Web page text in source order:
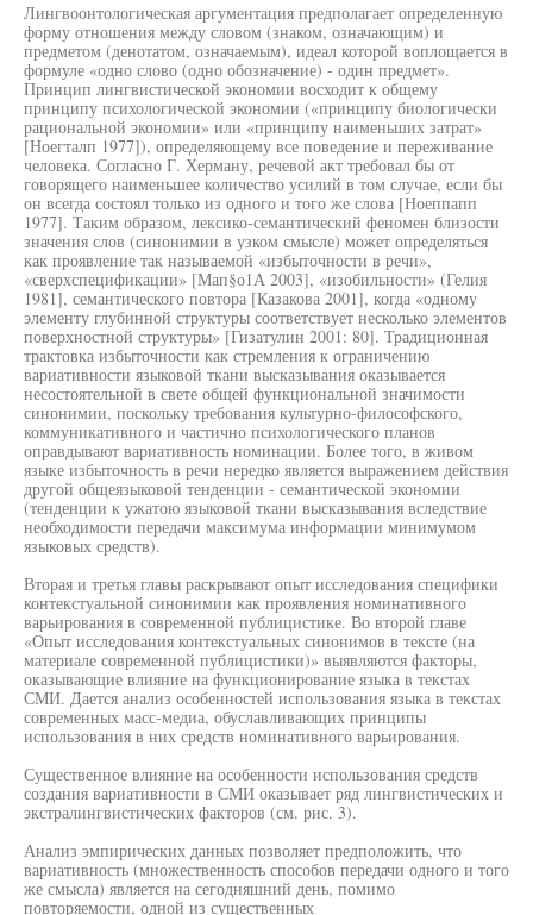
Лингвоонтологическая аргументация предполагает определенную
форму отношения между словом (знаком, означающим) и
предметом (денотатом, означаемым), идеал которой воплощается в
формуле «одно слово (одно обозначение) - один предмет».
Принцип лингвистической экономии восходит к общему
принципу психологической экономии («принципу биологически
рациональной экономии» или «принципу наименьших затрат»
[Ноегталп 1977]), определяющему все поведение и переживание
человека. Согласно Г. Херману, речевой акт требовал бы от
говорящего наименьшее количество усилий в том случае, если бы
он всегда состоял только из одного и того же слова [Ноеппапп
1977]. Таким образом, лексико-семантический феномен близости
значения слов (синонимии в узком смысле) может определяться
как проявление так называемой «избыточности в речи»,
«сверхспецификации» [Мап§о1А 2003], «изобильности» (Гелия
1981], семантического повтора [Казакова 2001], когда «одному
элементу глубинной структуры соответствует несколько элементов
поверхностной структуры» [Гизатулин 2001: 80]. Традиционная
трактовка избыточности как стремления к ограничению
вариативности языковой ткани высказывания оказывается
несостоятельной в свете общей функциональной значимости
синонимии, поскольку требования культурно-философского,
коммуникативного и частично психологического планов
оправдывают вариативность номинации. Более того, в живом
языке избыточность в речи нередко является выражением действия
другой общеязыковой тенденции - семантической экономии
(тенденции к ужатою языковой ткани высказывания вследствие
необходимости передачи максимума информации минимумом
языковых средств).
Вторая и третья главы раскрывают опыт исследования специфики
контекстуальной синонимии как проявления номинативного
варьирования в современной публицистике. Во второй главе
«Опыт исследования контекстуальных синонимов в тексте (на
материале современной публицистики)» выявляются факторы,
оказывающие влияние на функционирование языка в текстах
СМИ. Дается анализ особенностей использования языка в текстах
современных масс-медиа, обуславливающих принципы
использования в них средств номинативного варьирования.
Существенное влияние на особенности использования средств
создания вариативности в СМИ оказывает ряд лингвистических и
экстралингвистических факторов (см. рис. 3).
Анализ эмпирических данных позволяет предположить, что
вариативность (множественность способов передачи одного и того
же смысла) является на сегодняшний день, помимо
повторяемости, одной из существенных